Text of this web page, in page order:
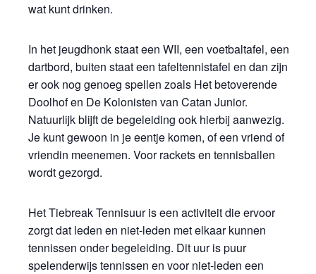
wat kunt drinken.
In het jeugdhonk staat een WII, een voetbaltafel, een
dartbord, buiten staat een tafeltennistafel en dan zijn
er ook nog genoeg spellen zoals Het betoverende
Doolhof en De Kolonisten van Catan Junior.
Natuurlijk blijft de begeleiding ook hierbij aanwezig.
Je kunt gewoon in je eentje komen, of een vriend of
vriendin meenemen. Voor rackets en tennisballen
wordt gezorgd.
Het Tiebreak Tennisuur is een activiteit die ervoor
zorgt dat leden en niet-leden met elkaar kunnen
tennissen onder begeleiding. Dit uur is puur
spelenderwijs tennissen en voor niet-leden een